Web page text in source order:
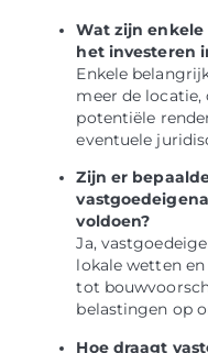
Wat zijn
het investeren
Enkele
meer de locatie,
potentiële
eventuele
Zijn er
voldoen?
Ja,
lokale wetten
tot
belastingen op
Hoe draagt